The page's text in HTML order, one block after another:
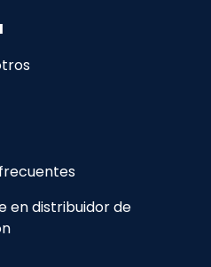
en distribuidor de